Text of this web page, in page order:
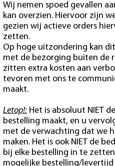
Wij nemen spoed gevallen
kan overzien. Hiervoor zijn
gezien wij actieve orders
zetten.
Op hoge uitzondering kan
met de bezorging buiten de
zitten extra kosten aan
tevoren met ons te
maakt.
Letop!: Het is absoluut NIET
bestelling maakt, en u
met de verwachting dat we
maken. Het is ook NIET de
bij elke bestelling in te
mogelijke bestelling/